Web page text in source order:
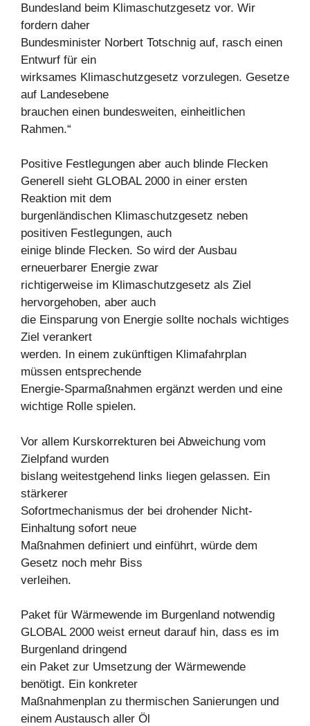
Bundesland beim Klimaschutzgesetz vor. Wir
fordern daher
Bundesminister Norbert Totschnig auf, rasch einen
Entwurf für ein
wirksames Klimaschutzgesetz vorzulegen. Gesetze
auf Landesebene
brauchen einen bundesweiten, einheitlichen
Rahmen.“
Positive Festlegungen aber auch blinde Flecken
Generell sieht GLOBAL 2000 in einer ersten
Reaktion mit dem
burgenländischen Klimaschutzgesetz neben
positiven Festlegungen, auch
einige blinde Flecken. So wird der Ausbau
erneuerbarer Energie zwar
richtigerweise im Klimaschutzgesetz als Ziel
hervorgehoben, aber auch
die Einsparung von Energie sollte nochals wichtiges
Ziel verankert
werden. In einem zukünftigen Klimafahrplan
müssen entsprechende
Energie-Sparmaßnahmen ergänzt werden und eine
wichtige Rolle spielen.
Vor allem Kurskorrekturen bei Abweichung vom
Zielpfand wurden
bislang weitestgehend links liegen gelassen. Ein
stärkerer
Sofortmechanismus der bei drohender Nicht-
Einhaltung sofort neue
Maßnahmen definiert und einführt, würde dem
Gesetz noch mehr Biss
verleihen.
Paket für Wärmewende im Burgenland notwendig
GLOBAL 2000 weist erneut darauf hin, dass es im
Burgenland dringend
ein Paket zur Umsetzung der Wärmewende
benötigt. Ein konkreter
Maßnahmenplan zu thermischen Sanierungen und
einem Austausch aller Öl